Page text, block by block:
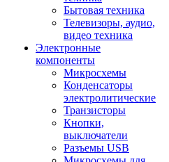
Бытовая техника
Телевизоры, аудио,
видео техника
Электронные
компоненты
Микросхемы
Конденсаторы
электролитические
Транзисторы
Кнопки,
выключатели
Разъемы USB